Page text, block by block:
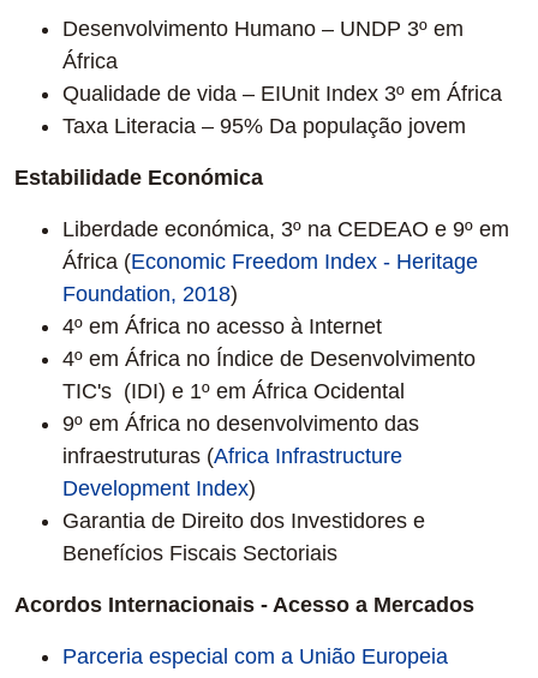
Desenvolvimento Humano – UNDP 3º em
África
Qualidade de vida – EIUnit Index 3º em África
Taxa Literacia – 95% Da população jovem
Estabilidade Económica
Liberdade económica, 3º na CEDEAO e 9º em
África (Economic Freedom Index - Heritage
Foundation, 2018)
4º em África no acesso à Internet
4º em África no Índice de Desenvolvimento
TIC's (IDI) e 1º em África Ocidental
9º em África no desenvolvimento das
infraestruturas (Africa Infrastructure
Development Index)
Garantia de Direito dos Investidores e
Benefícios Fiscais Sectoriais
Acordos Internacionais - Acesso a Mercados
Parceria especial com a União Europeia